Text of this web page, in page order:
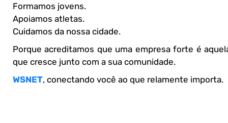
Formamos jovens.
Apoiamos atletas.
Cuidamos da nossa cidade.
Porque acreditamos que uma empresa forte é
que cresce junto com a sua comunidade.
WSNET, conectando você ao que relamente importa.